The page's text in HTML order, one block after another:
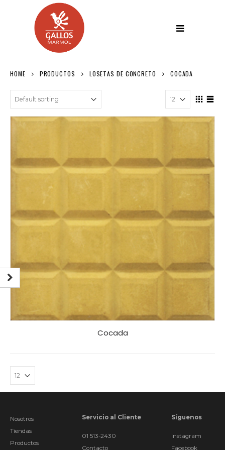
HOME PRODUCTOS LOSETAS DE CONCRETO COCADA
Cocada
Nosotros
Tiendas
Productos
Servicio al Cliente
01 513-2430
Contacto
Síguenos
Instagram
Facebook